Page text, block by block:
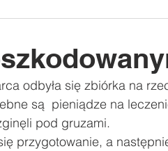
młodszym - projekt
sportowe #Poznaj Polskę
odbyła się zbiórka na
są  pieniądze na
pod gruzami.
przygotowanie, a